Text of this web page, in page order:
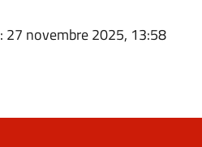
: 27 novembre 2025, 13:58